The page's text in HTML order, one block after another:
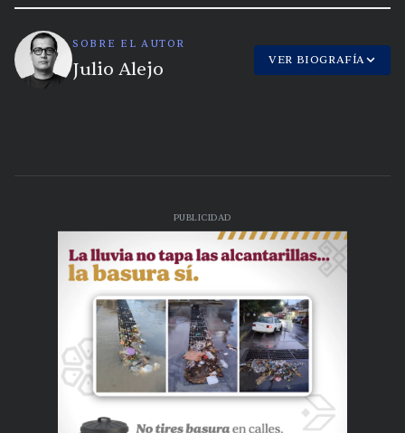
SOBRE EL AUTOR
Julio Alejo VER BIOGRAFÍA
PUBLICIDAD